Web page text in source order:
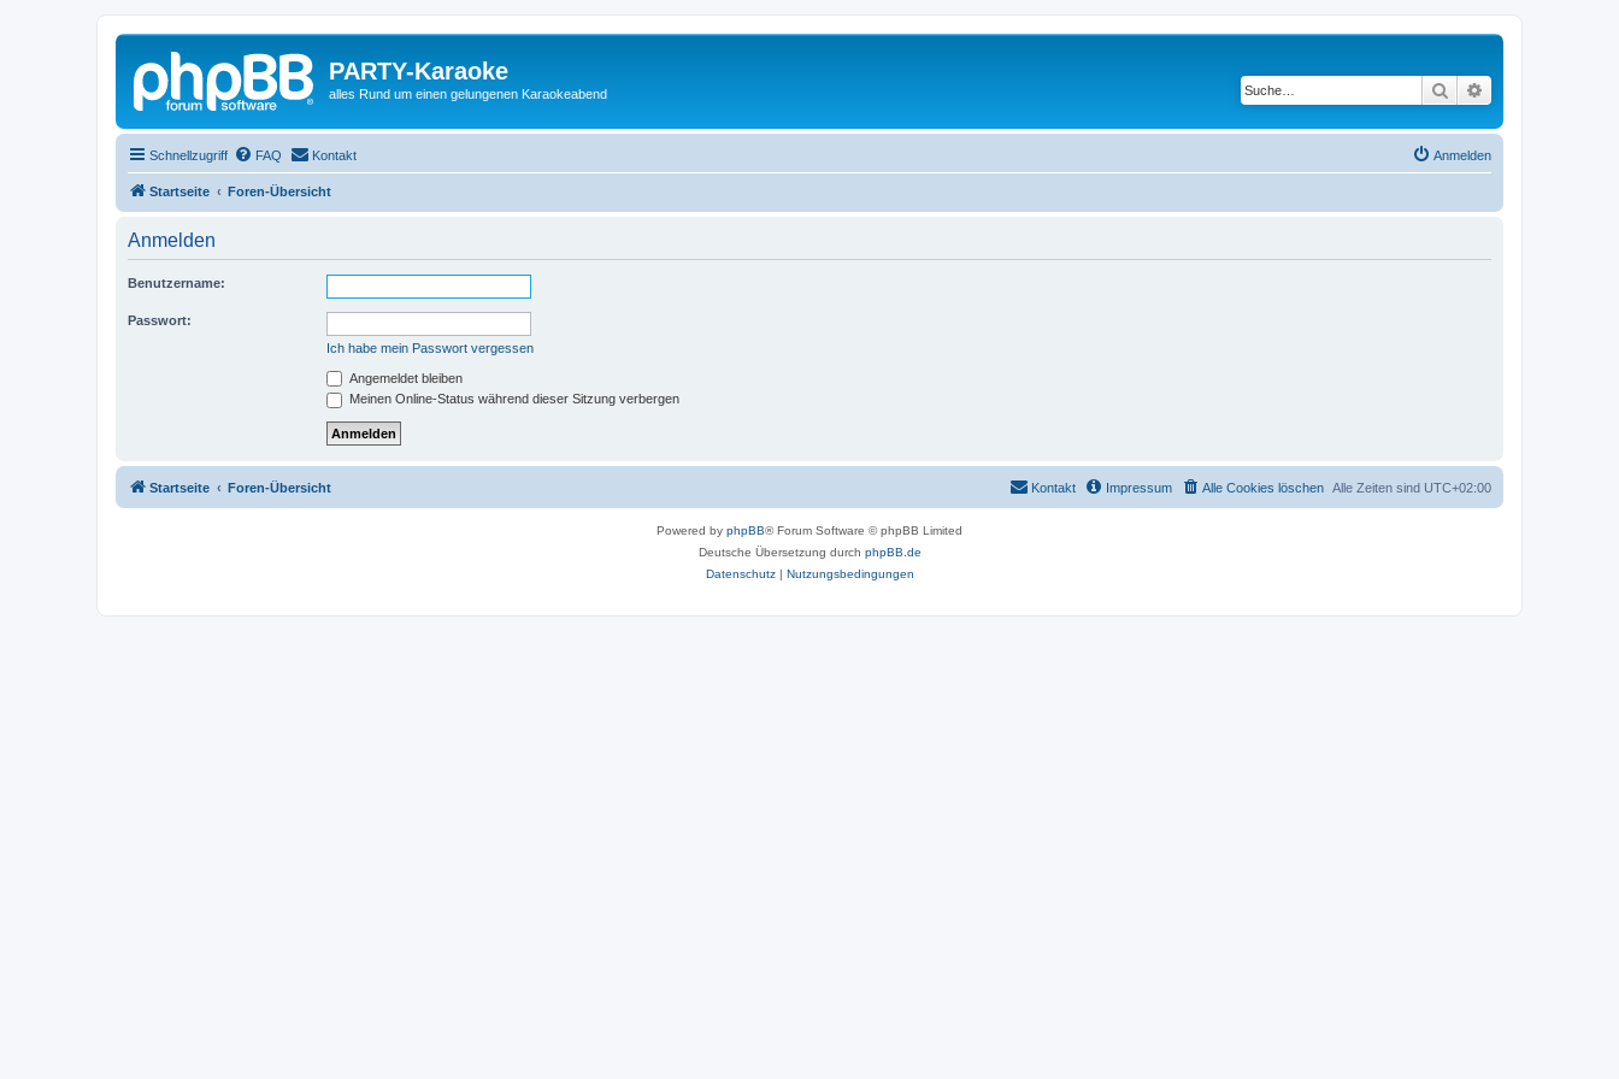
PARTY-Karaoke
alles Rund um einen gelungenen Karaokeabend Suche
Schnellzugriff FAQ Kontakt Anmelden
Startseite Foren-Übersicht
Anmelden
Benutzername:
Passwort:
Ich habe mein Passwort vergessen
Angemeldet bleiben
Meinen Online-Status während dieser Sitzung verbergen
Startseite Foren-Übersicht Alle Zeiten sind UTC+02:00
Alle Cookies löschen
Impressum
Kontakt
Powered by phpBB® Forum Software © phpBB Limited
Deutsche Übersetzung durch phpBB.de
Datenschutz| Nutzungsbedingungen